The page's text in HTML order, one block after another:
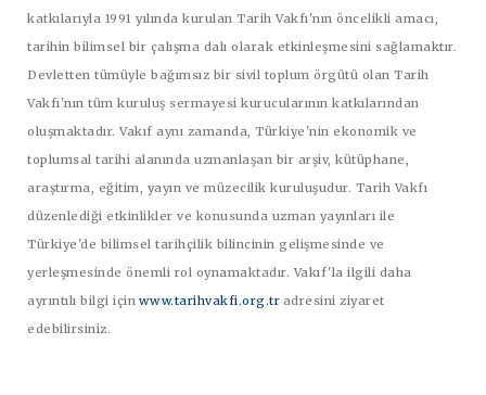
katkılarıyla 1991 yılında kurulan Tarih Vakfı'nın öncelikli amacı,
tarihin bilimsel bir çalışma dalı olarak etkinleşmesini sağlamaktır.
Devletten tümüyle bağımsız bir sivil toplum örgütü olan Tarih
Vakfı'nın tüm kuruluş sermayesi kurucularının katkılarından
oluşmaktadır. Vakıf aynı zamanda, Türkiye'nin ekonomik ve
toplumsal tarihi alanında uzmanlaşan bir arşiv, kütüphane,
araştırma, eğitim, yayın ve müzecilik kuruluşudur. Tarih Vakfı
düzenlediği etkinlikler ve konusunda uzman yayınları ile
Türkiye'de bilimsel tarihçilik bilincinin gelişmesinde ve
yerleşmesinde önemli rol oynamaktadır. Vakıf'la ilgili daha
ayrıntılı bilgi için www.tarihvakfi.org.tr adresini ziyaret
edebilirsiniz.